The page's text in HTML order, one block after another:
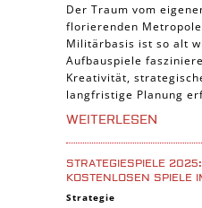
Der Traum vom
florierenden
Militärbasis ist so alt
Aufbauspiele
Kreativität,
langfristige Planung
WEITERLESEN
STRATEGIESPIELE
KOSTENLOSEN SPIELE
Strategie